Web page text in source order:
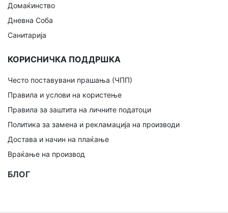
Домаќинство
Дневна Соба
Санитарија
КОРИСНИЧКА ПОДДРШКА
Често поставувани прашања (ЧПП)
Правила и услови на користење
Правила за заштита на личните податоци
Политика за замена и рекламација на производи
Достава и начин на плаќање
Враќање на производ
БЛОГ